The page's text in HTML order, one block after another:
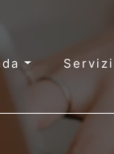
Servizi